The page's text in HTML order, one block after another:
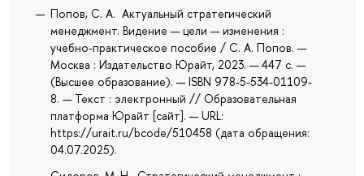
Попов, С. А. Актуальный стратегический
менеджмент. Видение — цели — изменения :
учебно-практическое пособие / С. А. Попов. —
Москва : Издательство Юрайт, 2023. — 447 с. —
(Высшее образование). — ISBN 978-5-534-01109-
8. — Текст : электронный // Образовательная
платформа Юрайт [сайт]. — URL:
https://urait.ru/bcode/510458 (дата обращения:
04.07.2025).